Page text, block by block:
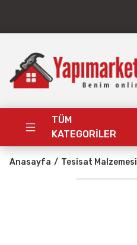
TÜM
KATEGORİLER
Anasayfa Tesisat Malzemesi